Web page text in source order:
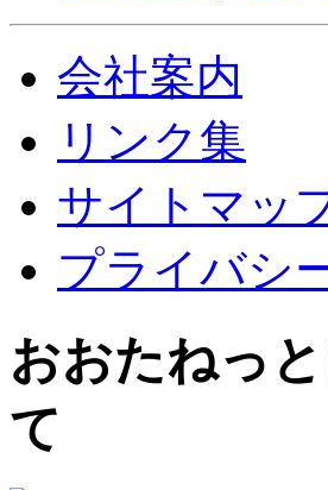
会社案内
リンク集
サイトマッ
プライバシ
おおたねっ
て